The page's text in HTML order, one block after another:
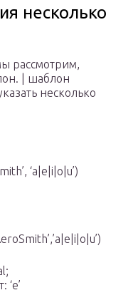
несколько
рассмотрим,
| шаблон
несколько
‘a|e|i|o|u’)
‘e’